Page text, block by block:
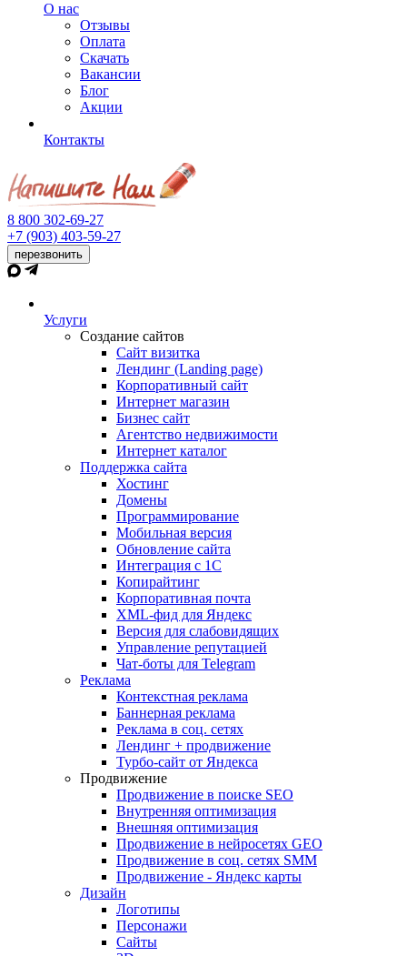
О нас
Отзывы
Оплата
Скачать
Вакансии
Блог
Акции
Контакты
8 800 302-69-27
+7 (903) 403-59-27
перезвонить
Услуги
Создание сайтов
Сайт визитка
Лендинг (Landing page)
Корпоративный сайт
Интернет магазин
Бизнес сайт
Агентство недвижимости
Интернет каталог
Поддержка сайта
Хостинг
Домены
Программирование
Мобильная версия
Обновление сайта
Интеграция с 1С
Копирайтинг
Корпоративная почта
XML-фид для Яндекс
Версия для слабовидящих
Управление репутацией
Чат-боты для Telegram
Реклама
Контекстная реклама
Баннерная реклама
Реклама в соц. сетях
Лендинг + продвижение
Турбо-сайт от Яндекса
Продвижение
Продвижение в поиске SEO
Внутренняя оптимизация
Внешняя оптимизация
Продвижение в нейросетях GEO
Продвижение в соц. сетях SMM
Продвижение - Яндекс карты
Дизайн
Логотипы
Персонажи
Сайты